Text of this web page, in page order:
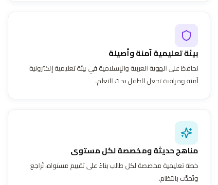
بيئة تعليمية آمنة وأصيلة
نحافظ على الهوية العربية والإسلامية في بيئة تعليمية إلكترونية
آمنة ومراقبة تجعل الطفل يحبّ التعلم.
مناهج حديثة ومخصصة لكل مستوى
خطة تعليمية مخصصة لكل طالب بناءً على تقييم مستواه، تُراجع
وتُحدَّث بانتظام.